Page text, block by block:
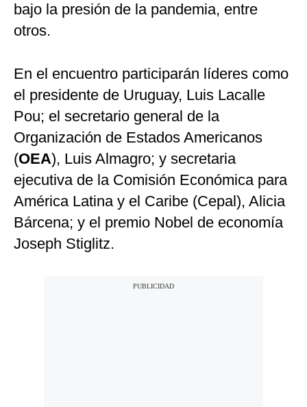
bajo la presión de la pandemia, entre
otros.
En el encuentro participarán líderes como
el presidente de Uruguay, Luis Lacalle
Pou; el secretario general de la
Organización de Estados Americanos
(OEA), Luis Almagro; y secretaria
ejecutiva de la Comisión Económica para
América Latina y el Caribe (Cepal), Alicia
Bárcena; y el premio Nobel de economía
Joseph Stiglitz.